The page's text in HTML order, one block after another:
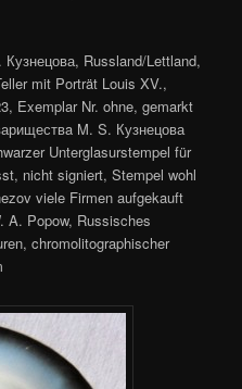
Russland/Lettland,
mit Porträt Louis XV.,
Exemplar Nr. ohne, gemarkt
M. S. Кузнецова
Unterglasurstempel für
nicht signiert, Stempel wohl
viele Firmen aufgekauft
A. Popow, Russisches
chromolitographischer